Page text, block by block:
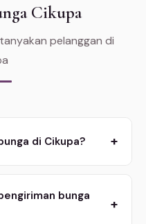
Cikupa
pelanggan di
di Cikupa? +
bunga
+